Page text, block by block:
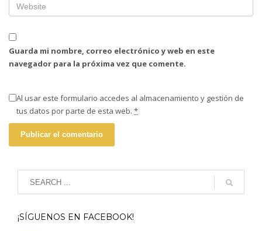
Guarda mi nombre, correo electrónico y web en este
navegador para la próxima vez que comente.
Al usar este formulario accedes al almacenamiento y gestión de
tus datos por parte de esta web. *
¡SÍGUENOS EN FACEBOOK!